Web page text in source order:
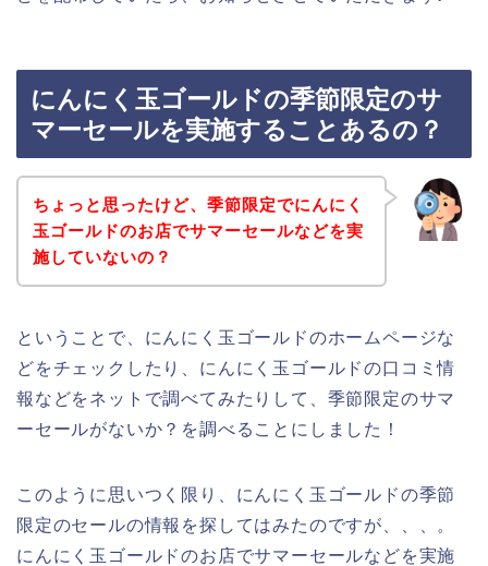
にんにく玉ゴールドの季節限定のサ
マーセールを実施することあるの？
ちょっと思ったけど、季節限定でにんにく
玉ゴールドのお店でサマーセールなどを実
施していないの？
ということで、にんにく玉ゴールドのホームページな
どをチェックしたり、にんにく玉ゴールドの口コミ情
報などをネットで調べてみたりして、季節限定のサマ
ーセールがないか？を調べることにしました！
このように思いつく限り、にんにく玉ゴールドの季節
限定のセールの情報を探してはみたのですが、、、。
にんにく玉ゴールドのお店でサマーセールなどを実施